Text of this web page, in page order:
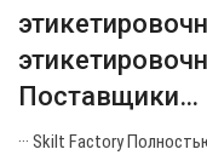
Поставщики…
··· Skilt Factory